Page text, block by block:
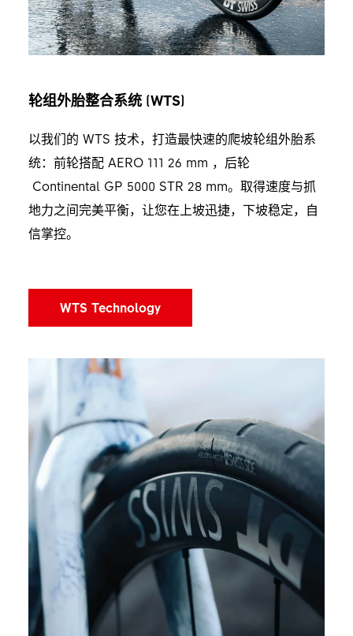
轮组外胎整合系统 (WTS)
以我们的 WTS 技术，打造最快速的爬坡轮组外胎系
统：前轮搭配 AERO 111 26 mm ，后轮
Continental GP 5000 STR 28 mm。取得速度与抓
地力之间完美平衡，让您在上坡迅捷，下坡稳定，自
信掌控。
WTS Technology